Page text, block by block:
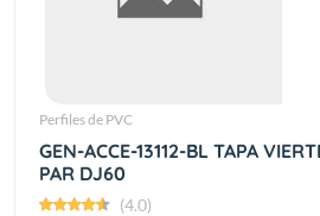
Perfiles de PVC
GEN-ACCE-13112-BL TAPA
PAR DJ60
(4.0)